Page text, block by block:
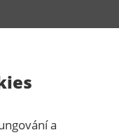
Parametry
a